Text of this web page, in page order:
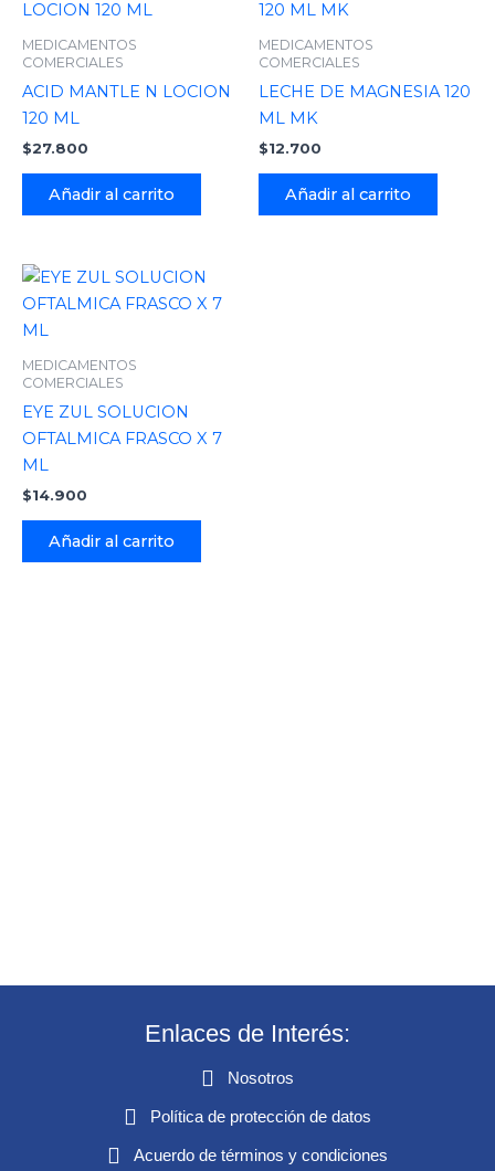
MEDICAMENTOS
COMERCIALES
ACID MANTLE N LOCION
120 ML
$27.800
Añadir al carrito
MEDICAMENTOS
COMERCIALES
LECHE DE MAGNESIA 120
ML MK
$12.700
Añadir al carrito
MEDICAMENTOS
COMERCIALES
EYE ZUL SOLUCION
OFTALMICA FRASCO X 7
ML
$14.900
Añadir al carrito
Enlaces de Interés:
Nosotros
Política de protección de datos
Acuerdo de términos y condiciones